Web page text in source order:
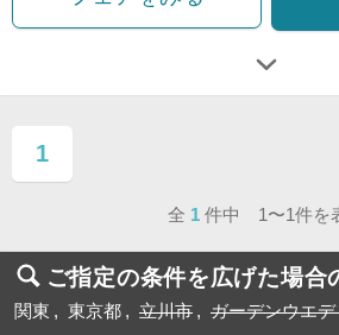
1
ページ目
全 1 件中 1〜1件を
ご指定の条件を広げた場合
関東 東京都 立川市 ガーデンウエ